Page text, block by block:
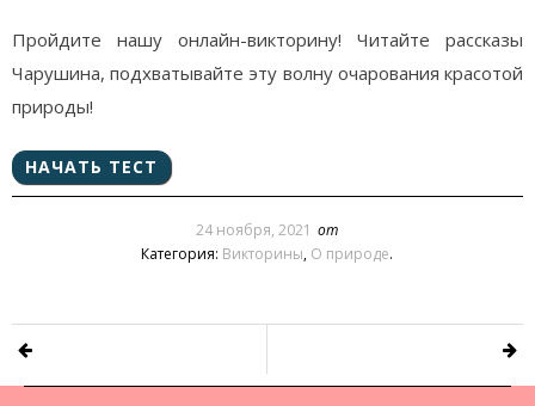
Пройдите нашу онлайн-викторину! Читайте рассказы
Чарушина, подхватывайте эту волну очарования красотой
природы!
24 ноября, 2021 от
Категория: Викторины, О природе.